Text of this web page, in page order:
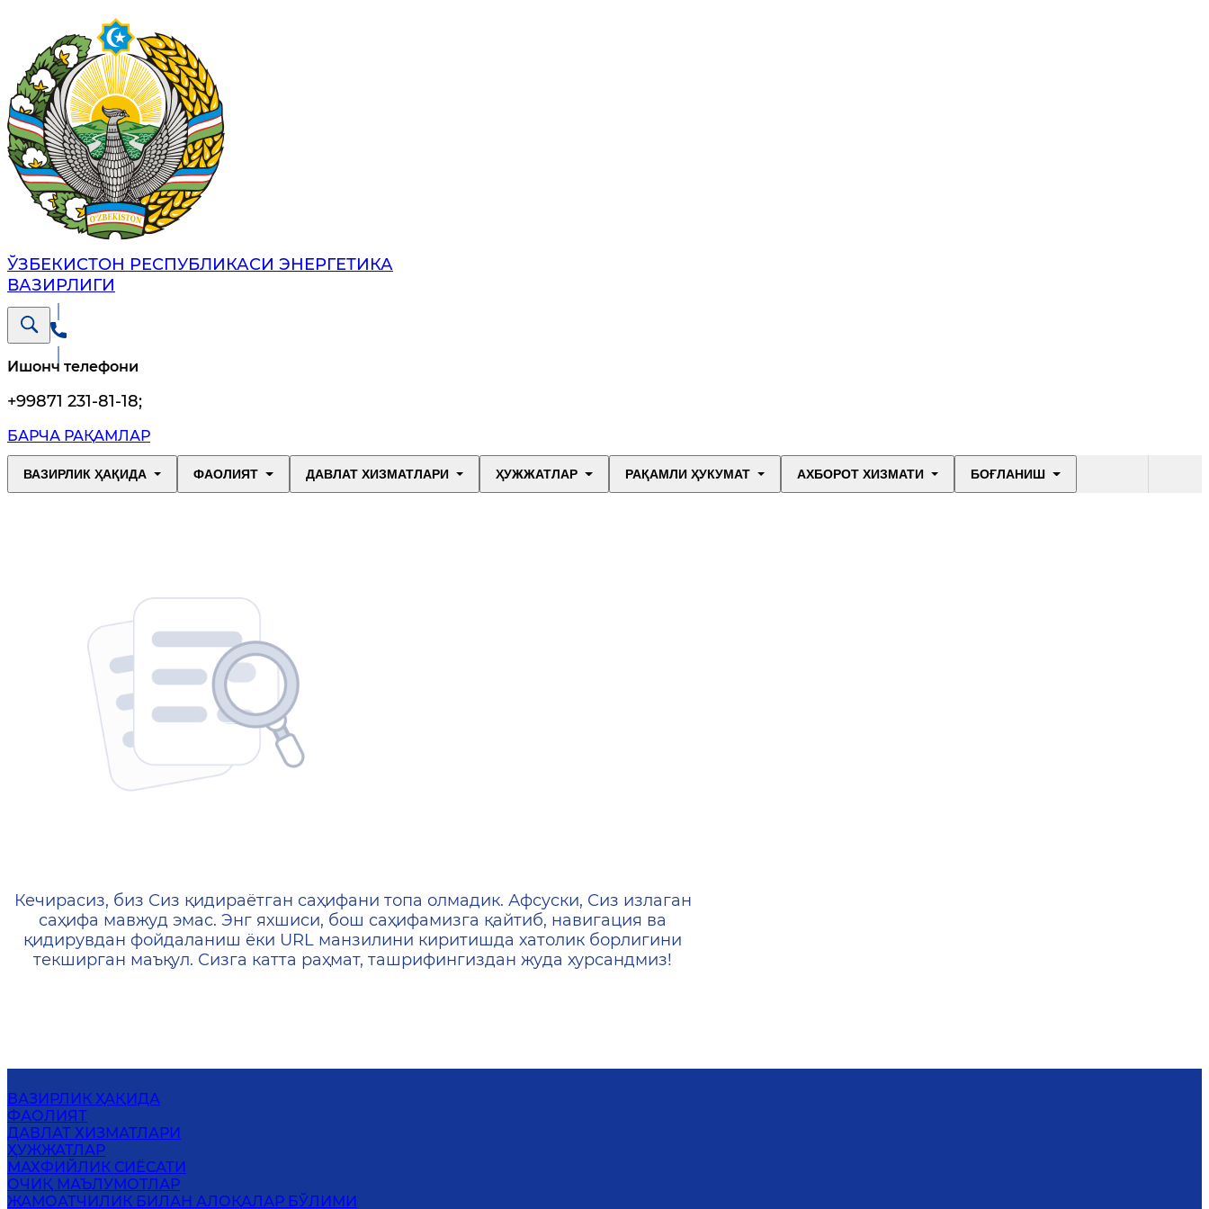
ЎЗБЕКИСТОН РЕСПУБЛИКАСИ ЭНЕРГЕТИКА
ВАЗИРЛИГИ
Ишонч телефони
+99871 231-81-18;
БАРЧА РАҚАМЛАР
ВАЗИРЛИК ҲАҚИДА ФАОЛИЯТ ДАВЛАТ ХИЗМАТЛАРИ ҲУЖЖАТЛАР РАҚАМЛИ ҲУКУМАТ АХБОРОТ ХИЗМАТИ БОҒЛАНИШ
404 — Страница не найдена
Кечирасиз, биз Сиз қидираётган саҳифани топа олмадик. Афсуски, Сиз излаган
саҳифа мавжуд эмас. Энг яхшиси, бош саҳифамизга қайтиб, навигация ва
қидирувдан фойдаланиш ёки URL манзилини киритишда хатолик борлигини
текширган маъқул. Сизга катта раҳмат, ташрифингиздан жуда хурсандмиз!
ВАЗИРЛИК ҲАҚИДА
ФАОЛИЯТ
ДАВЛАТ ХИЗМАТЛАРИ
ҲУЖЖАТЛАР
МАХФИЙЛИК СИЁСАТИ
ОЧИҚ МАЪЛУМОТЛАР
ЖАМОАТЧИЛИК БИЛАН АЛОҚАЛАР БЎЛИМИ